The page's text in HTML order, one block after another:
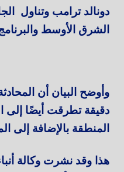
دونالد ترامب وتناول
الشرق الأوسط
دقيقة تطرقت أيضًا إلى
المنطقة بالإضافة إلى
هذا وقد نشرت وكالة